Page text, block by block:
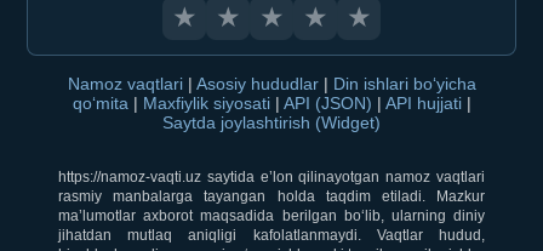
★ ★ ★ ★ ★
Namoz vaqtlari | Asosiy hududlar | Din ishlari bo‘yicha
qo‘mita | Maxfiylik siyosati | API (JSON) | API hujjati |
Saytda joylashtirish (Widget)
https://namoz-vaqti.uz saytida e’lon qilinayotgan namoz vaqtlari
rasmiy manbalarga tayangan holda taqdim etiladi. Mazkur
ma’lumotlar axborot maqsadida berilgan bo‘lib, ularning diniy
jihatdan mutlaq aniqligi kafolatlanmaydi. Vaqtlar hudud,